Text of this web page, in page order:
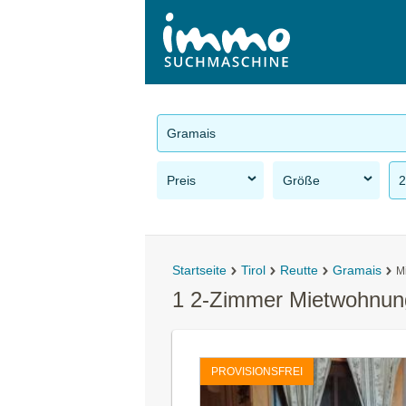
Gramais
Preis Größe
Startseite Tirol Reutte Gramais
1 2-Zimmer
PROVISIONSFREI